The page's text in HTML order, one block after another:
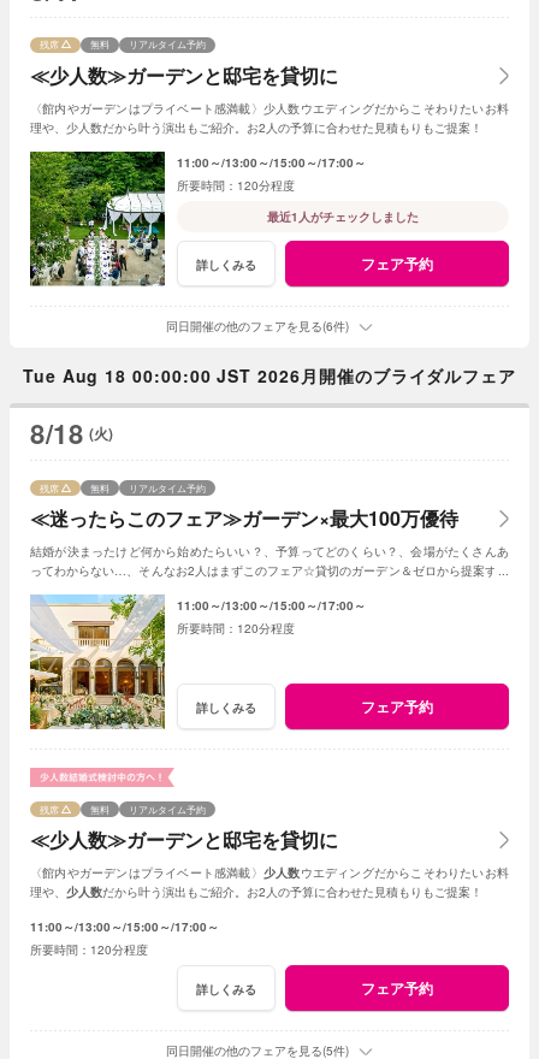
≪少人数≫ガーデンと邸宅を貸切に
残席 無料 リアルタイム予約
〈館内やガーデンはプライベート感満載〉少人数ウエディングだからこそわりたいお料
理や、少人数だから叶う演出もご紹介。お2人の予算に合わせた見積もりもご提案！
11:00～ 13:00～ 15:00～ 17:00～
120分程度
最近1人がチェックしました
詳しくみる フェア予約
同日開催の他のフェアを見る(6件)
Tue Aug 18 00:00:00 JST 2026月開催のブライダルフェア
8/18 (火)
≪迷ったらこのフェア≫ガーデン×最大100万優待
残席 無料 リアルタイム予約
結婚が決まったけど何から始めたらいい？、予算ってどのくらい？、会場がたくさんあ
ってわからない…、そんなお2人はまずこのフェア☆貸切のガーデン＆ゼロから提案する
11:00～ 13:00～ 15:00～ 17:00～
120分程度
詳しくみる フェア予約
≪少人数≫ガーデンと邸宅を貸切に
残席 無料 リアルタイム予約
〈館内やガーデンはプライベート感満載〉 少人数ウエディングだからこそわりたいお料
理や、 少人数だから叶う演出もご紹介。お2人の予算に合わせた見積もりもご提案！
11:00～ 13:00～ 15:00～ 17:00～
120分程度
詳しくみる フェア予約
同日開催の他のフェアを見る(5件)